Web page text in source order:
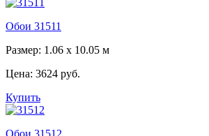
Обои 31511
Размер: 1.06 x 10.05 м
Цена: 3624 руб.
Купить